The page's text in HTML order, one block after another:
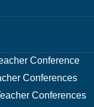
Conference
Conferences
Conferences